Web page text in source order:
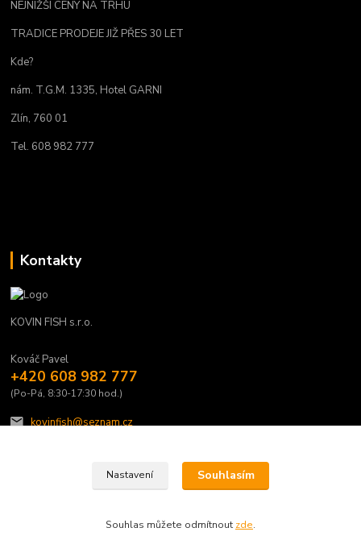
NEJNIŽŠÍ CENY NA TRHU
TRADICE PRODEJE JIŽ PŘES 30 LET
Kde?
nám. T.G.M. 1335, Hotel GARNI
Zlín, 760 01
Tel. 608 982 777
Kontakty
KOVIN FISH s.r.o.
Kováč Pavel
+420 608 982 777
(Po-Pá, 8:30-17:30 hod.)
kovinfish@seznam.cz
Nastavení Souhlasím
Souhlas můžete odmítnout zde.